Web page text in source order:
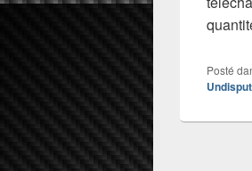
Posté